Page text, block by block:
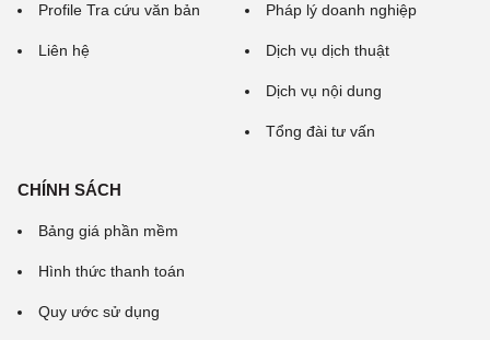
Profile Tra cứu văn bản
Liên hệ
Pháp lý doanh nghiệp
Dịch vụ dịch thuật
Dịch vụ nội dung
Tổng đài tư vấn
CHÍNH SÁCH
Bảng giá phần mềm
Hình thức thanh toán
Quy ước sử dụng